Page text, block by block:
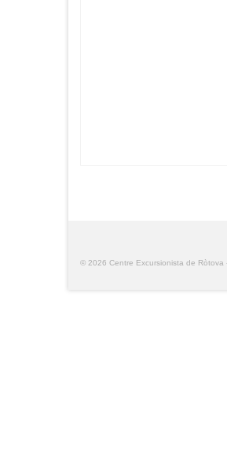
© 2026 Centre Excursionista de Ròtova